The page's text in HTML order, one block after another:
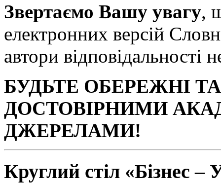
Звертаємо Вашу увагу,
електронних версій
автори відповідальності
БУДЬТЕ ОБЕРЕЖНІ
ДОСТОВІРНИМИ
ДЖЕРЕЛАМИ!
Круглий стіл «Бізнес –